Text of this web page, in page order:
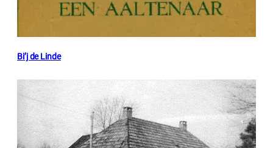
Bi’j de Linde